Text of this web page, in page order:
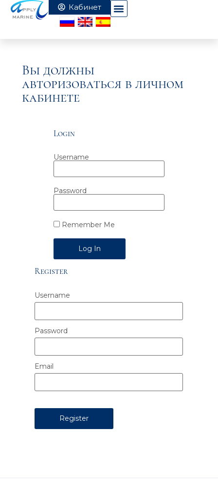
Вы должны
авторизоваться в личном
кабинете
Login
Username
Password
Remember Me
Alternative:
Register
Username
Password
Email